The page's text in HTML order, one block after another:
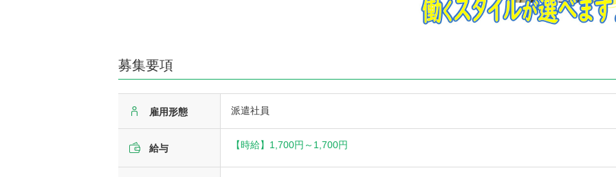
募集要項
雇用形態 派遣社員
給与 【時給】 1,700円～ 1,700円